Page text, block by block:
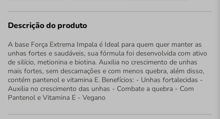
Descrição do produto
A base Força Extrema Impala é Ideal para quem quer manter as
unhas fortes e saudáveis, sua fórmula foi desenvolvida com ativo
de silício, metionina e biotina. Auxilia no crescimento de unhas
mais fortes, sem descamações e com menos quebra, além disso,
contém pantenol e vitamina E. Benefícios: - Unhas fortalecidas -
Auxilia no crescimento das unhas - Combate a quebra - Com
Pantenol e Vitamina E - Vegano